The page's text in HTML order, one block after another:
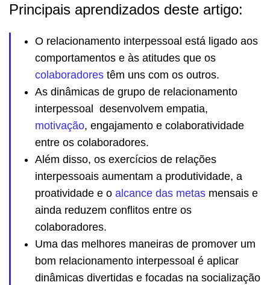
Principais aprendizados deste artigo:
O relacionamento interpessoal está ligado aos
comportamentos e às atitudes que os
colaboradores têm uns com os outros.
As dinâmicas de grupo de relacionamento
interpessoal desenvolvem empatia,
motivação, engajamento e colaboratividade
entre os colaboradores.
Além disso, os exercícios de relações
interpessoais aumentam a produtividade, a
proatividade e o alcance das metas mensais e
ainda reduzem conflitos entre os
colaboradores.
Uma das melhores maneiras de promover um
bom relacionamento interpessoal é aplicar
dinâmicas divertidas e focadas na socialização